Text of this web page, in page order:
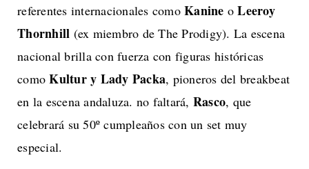
referentes internacionales como Kanine oLeeroy
Thornhill (ex miembro de The Prodigy). La escena
nacional brilla con fuerza con figuras históricas
comoKultur y Lady Packa, pioneros del breakbeat
en la escena andaluza. no faltará, Rasco, que
celebrará su 50º cumpleaños con un set muy
especial.